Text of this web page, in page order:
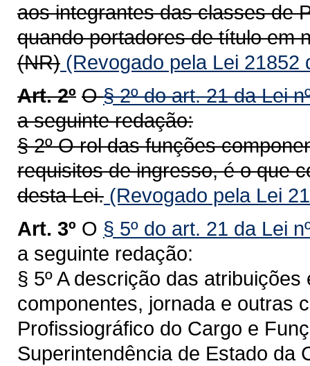
aos integrantes das classes de
quando portadores de título em
(NR) (Revogado pela Lei 21852
Art. 2º O§ 2º do art. 21 da Lei
a seguinte redação:
§ 2º O rol das funções
requisitos de ingresso, é o que
desta Lei. (Revogado pela Lei
Art. 3º O § 5º do art. 21 da Lei
a seguinte redação:
§ 5º A descrição das
componentes, jornada e outras
Profissiográfico do Cargo e
Superintendência de Estado da